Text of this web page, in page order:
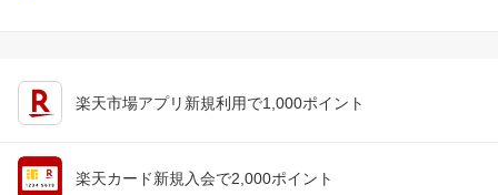
楽天市場アプリ新規利用で1,000ポイント
楽天カード新規入会で2,000ポイント